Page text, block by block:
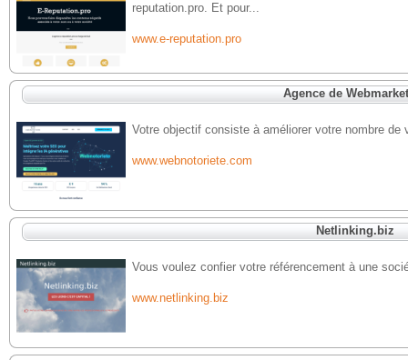
reputation.pro. Et pour...
www.e-reputation.pro
Agence de
Votre objectif consiste à améliorer votre nombre
www.webnotoriete.com
Netlinking.biz
Vous voulez confier votre référencement à une
www.netlinking.biz